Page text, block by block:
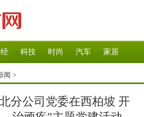
科技 时尚 汽车 家居
闻 >
分公司党委在西柏坡 开